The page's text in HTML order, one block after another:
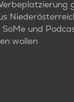
und
wollen